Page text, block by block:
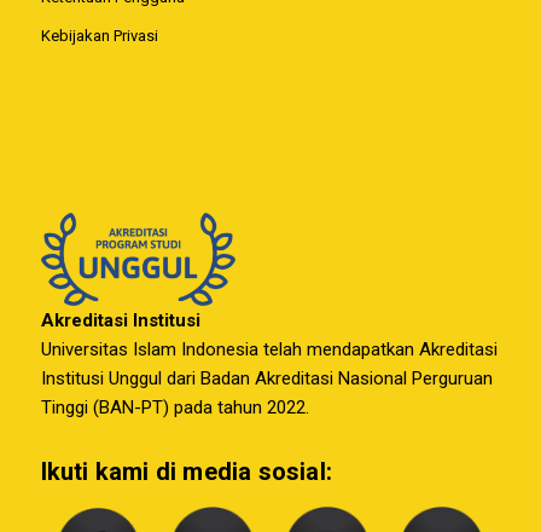
Kebijakan Privasi
Akreditasi Institusi
Universitas Islam Indonesia telah mendapatkan Akreditasi
Institusi Unggul dari Badan Akreditasi Nasional Perguruan
Tinggi (BAN-PT) pada tahun 2022.
Ikuti kami di media sosial: